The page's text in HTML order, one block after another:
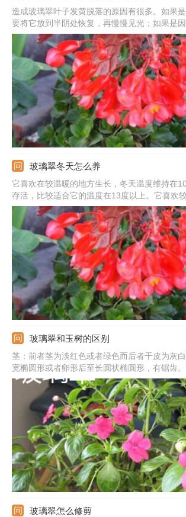
造成玻璃翠叶子发黄脱落的原因有很多。如果
要将它放到半阴处恢复，再慢慢见光；如果是
先将水排出，再取出植株修剪根部，消毒后重
缺少养分，需要每8-10天施一次复合肥；如果
要往叶子上喷水，再套袋保湿。
玻璃翠冬天怎么养
它喜欢在较温暖的地方生长，冬天温度维持在
存活，比较适合它的温度在13度以上。它喜欢
冬天要减少浇水，如果比较干燥，要保持适当
植株洒水。可以全天让它均匀的接受光照，防
玻璃翠和玉树的区别
茎：前者茎为淡红色或者绿色而后者干皮为灰
宽椭圆形或者卵形后至长圆状椭圆形，有锯齿
近全缘。花：前者花色多，为深红、紫红、鲜
紫或者白色，而后者为淡粉色或者白色。
玻璃翠怎么修剪